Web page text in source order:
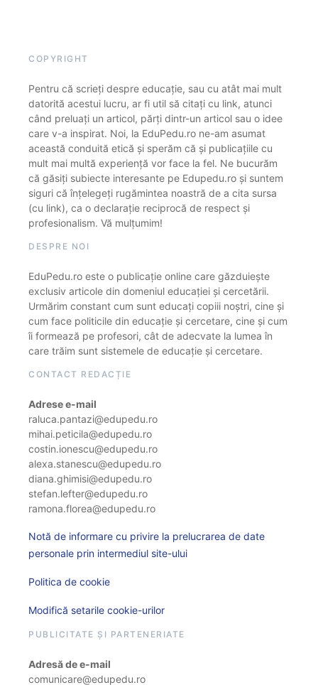
COPYRIGHT
Pentru că scrieți despre educație, sau cu atât mai mult
datorită acestui lucru, ar fi util să citați cu link, atunci
când preluați un articol, părți dintr-un articol sau o idee
care v-a inspirat. Noi, la EduPedu.ro ne-am asumat
această conduită etică și sperăm că și publicațiile cu
mult mai multă experiență vor face la fel. Ne bucurăm
că găsiți subiecte interesante pe Edupedu.ro și suntem
siguri că înțelegeți rugămintea noastră de a cita sursa
(cu link), ca o declarație reciprocă de respect și
profesionalism. Vă mulțumim!
DESPRE NOI
EduPedu.ro este o publicație online care găzduiește
exclusiv articole din domeniul educației și cercetării.
Urmărim constant cum sunt educați copiii noștri, cine și
cum face politicile din educație și cercetare, cine și cum
îi formează pe profesori, cât de adecvate la lumea în
care trăim sunt sistemele de educație și cercetare.
CONTACT REDACȚIE
Adrese e-mail
raluca.pantazi@edupedu.ro
mihai.peticila@edupedu.ro
costin.ionescu@edupedu.ro
alexa.stanescu@edupedu.ro
diana.ghimisi@edupedu.ro
stefan.lefter@edupedu.ro
ramona.florea@edupedu.ro
Notă de informare cu privire la prelucrarea de date
personale prin intermediul site-ului
Politica de cookie
Modifică setarile cookie-urilor
PUBLICITATE ȘI PARTENERIATE
Adresă de e-mail
comunicare@edupedu.ro